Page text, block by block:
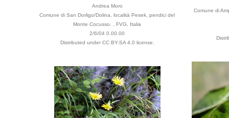
Andrea Moro
Comune di San Dorligo/Dolina, località Pesek, pendici del
Monte Cocusso. , FVG, Italia
2/6/04 0.00.00
Distributed under CC BY-SA 4.0 license.
Comune di